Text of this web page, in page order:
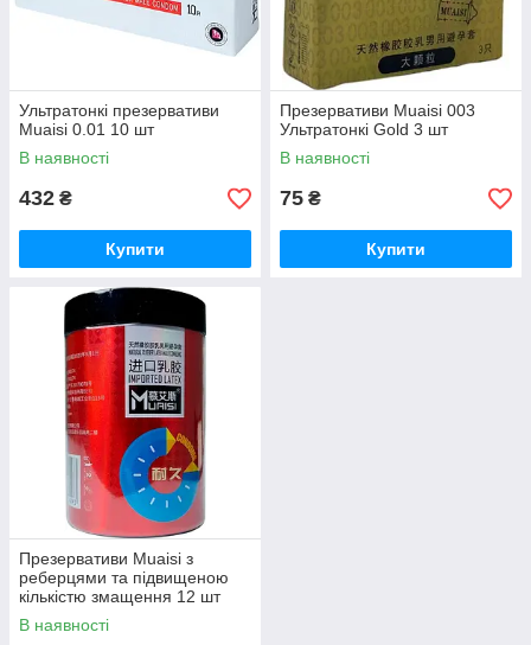
Ультратонкі презервативи
Muaisi 0.01 10 шт
В наявності
432 ₴
Купити
Презервативи Muaisi 003
Ультратонкі Gold 3 шт
В наявності
75 ₴
Купити
Презервативи Muaisi з
реберцями та підвищеною
кількістю змащення 12 шт
В наявності